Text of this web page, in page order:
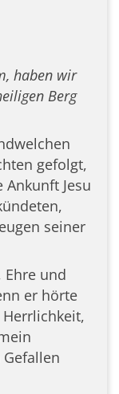
haben wir
Berg
gefolgt,
Jesu
seiner
Ehre und
er hörte